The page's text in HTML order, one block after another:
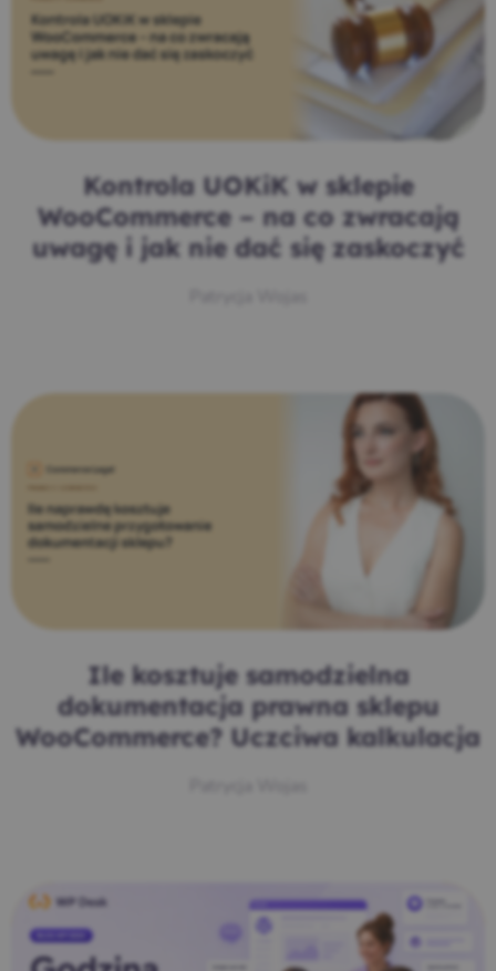
Kontrola UOKiK w sklepie
WooCommerce – na co zwracają
uwagę i jak nie dać się zaskoczyć
Ile kosztuje samodzielna
dokumentacja prawna sklepu
WooCommerce? Uczciwa kalkulacja